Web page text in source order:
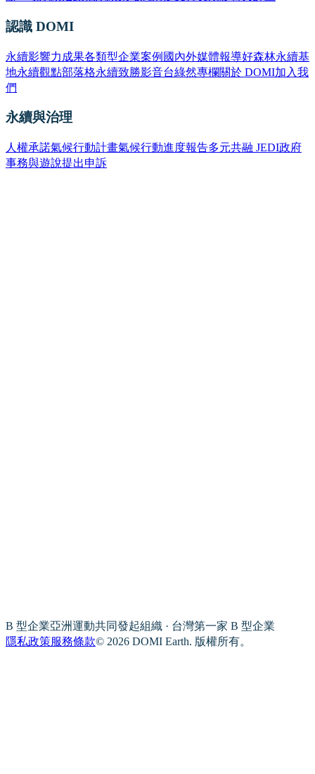
認識 DOMI
永續影響力成果各類型企業案例 國內外媒體報導好森林永續基
地永續觀點部落格永續致勝影音台綠然專欄關於 DOMI加入我
們
永續與治理
人權承諾氣候行動計畫氣候行動進度報告多元共融 JEDI政府
事務與遊說提出申訴
B 型企業亞洲運動共同發起組織 · 台灣第一家 B 型企業
隱私政策服務條款© 2026 DOMI Earth. 版權所有。